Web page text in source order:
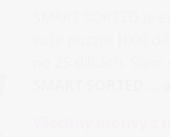
SMART SORTED
vaše puzzle 1000
po 25 dílkách.
SMART SORTED
Všechny motivy